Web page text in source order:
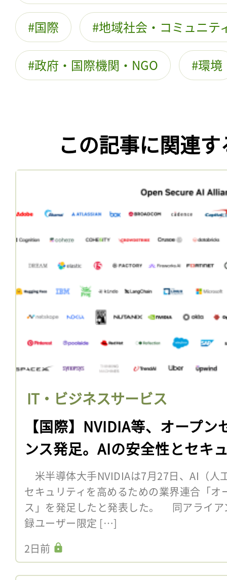
国際 地域社会・コミュニテ
政府・国際機関・NGO 環境
この記事に関連
IT・ビジネスサービス
【国際】NVIDIA等、オープ
ンス発足。AIの安全性とセキ
米半導体大手NVIDIAは7月27日、AI（人
セキュリティを高めるための業界連合「オ
ス」を発足したと発表した。 同アライア
録ユーザー限定 […]
2日前